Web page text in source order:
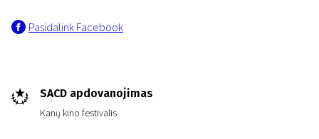
1 val. 47 min. | Drama
Pasidalink Facebook
SACD apdovanojimas
Kanų kino festivalis